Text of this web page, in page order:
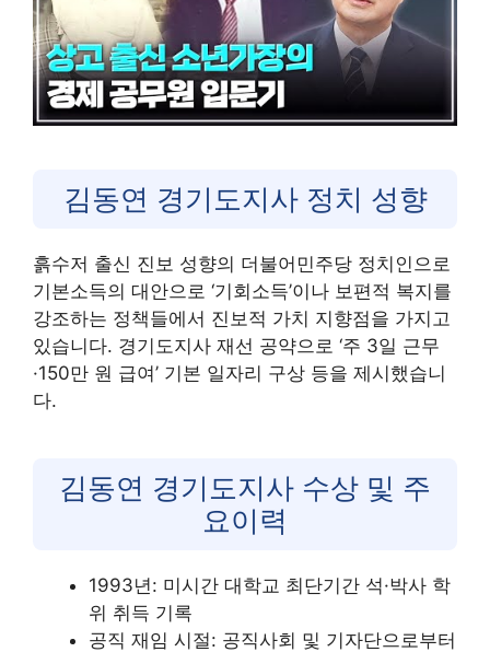
김동연 경기도지사 정치 성향
흙수저 출신 진보 성향의 더불어민주당 정치인으로
기본소득의 대안으로 ‘기회소득’이나 보편적 복지를
강조하는 정책들에서 진보적 가치 지향점을 가지고
있습니다. 경기도지사 재선 공약으로 ‘주 3일 근무
·150만 원 급여’ 기본 일자리 구상 등을 제시했습니
다.
김동연 경기도지사 수상 및 주
요이력
1993년: 미시간 대학교 최단기간 석·박사 학
위 취득 기록
공직 재임 시절: 공직사회 및 기자단으로부터